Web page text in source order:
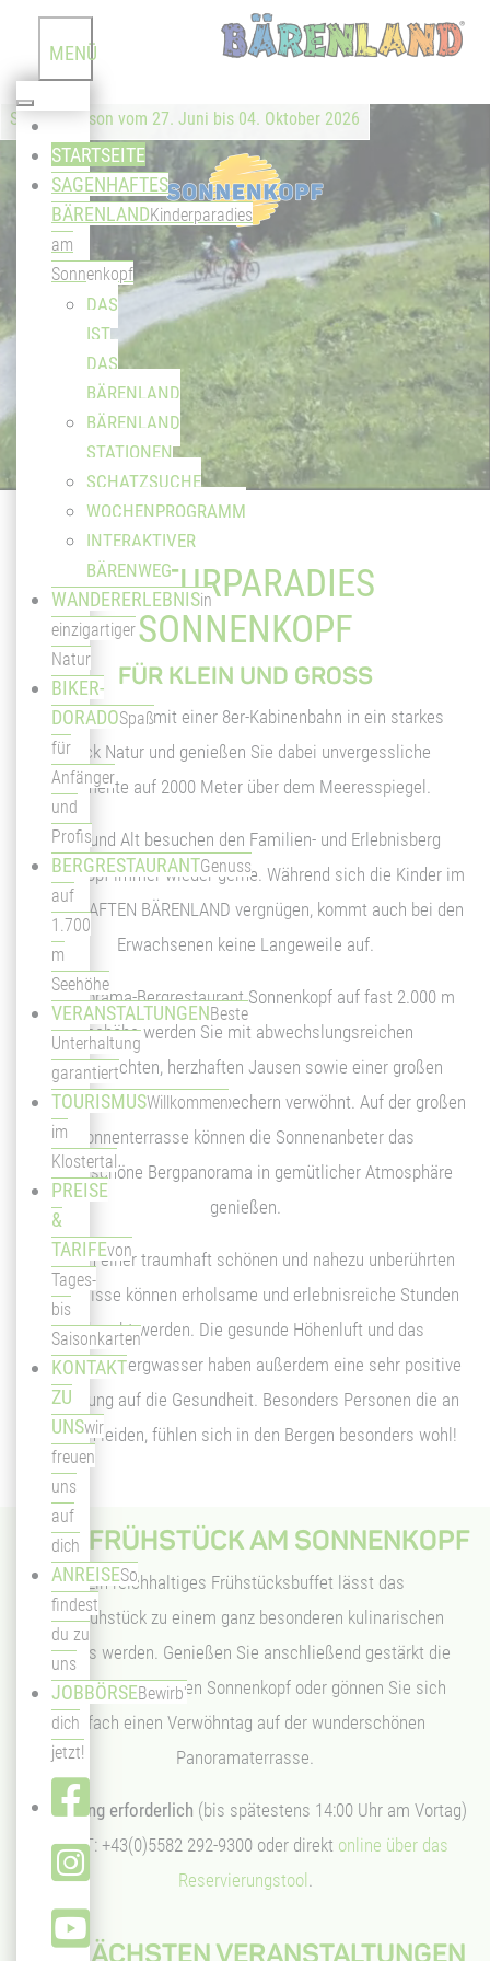
MENÜ
STARTSEITE
SAGENHAFTES
BÄRENLANDKinderparadies
am
Sonnenkopf
DAS
IST
DAS
BÄRENLAND
BÄRENLAND
STATIONEN
SCHATZSUCHE
WOCHENPROGRAMM
INTERAKTIVER
BÄRENWEG
WANDERERLEBNISin
einzigartiger
Natur
BIKER-
DORADOSpaß
für
Anfänger
und
Profis
BERGRESTAURANTGenuss
auf
1.700
m
Seehöhe
VERANSTALTUNGENBeste
Unterhaltung
garantiert
TOURISMUSWillkommen
im
Klostertal
PREISE
&
TARIFEvon
Tages-
bis
Saisonkarten
KONTAKT
ZU
UNSwir
freuen
uns
auf
dich
ANREISESo
findest
du zu
uns
JOBBÖRSEBewirb'
dich
jetzt!
Sommersaison vom 27. Juni bis 04. Oktober 2026
NATURPARADIES
SONNENKOPF
FÜR KLEIN UND GROSS
Schweben Sie mit einer 8er-Kabinenbahn in ein starkes
Stück Natur und genießen Sie dabei unvergessliche
Momente auf 2000 Meter über dem Meeresspiegel.
Jung und Alt besuchen den Familien- und Erlebnisberg
Sonnenkopf immer wieder gerne. Während sich die Kinder im
SAGENHAFTEN BÄRENLAND vergnügen, kommt auch bei den
Erwachsenen keine Langeweile auf.
Im Panorama-Bergrestaurant Sonnenkopf auf fast 2.000 m
Seehöhe werden Sie mit abwechslungsreichen
Tagesgerichten, herzhaften Jausen sowie einer großen
Auswahl an Kuchen und Eisbechern verwöhnt. Auf der großen
Sonnenterrasse können die Sonnenanbeter das
wunderschöne Bergpanorama in gemütlicher Atmosphäre
genießen.
Inmitten einer traumhaft schönen und nahezu unberührten
Naturkulisse können erholsame und erlebnisreiche Stunden
verbracht werden. Die gesunde Höhenluft und das
kristallklare Bergwasser haben außerdem eine sehr positive
Auswirkung auf die Gesundheit. Besonders Personen die an
Allergien leiden, fühlen sich in den Bergen besonders wohl!
BERGFRÜHSTÜCK AM SONNENKOPF
Ein reichhaltiges Frühstücksbuffet lässt das
Bergfrühstück zu einem ganz besonderen kulinarischen
Erlebnis werden. Genießen Sie anschließend gestärkt die
Bergwelt rund um den Sonnenkopf oder gönnen Sie sich
einfach einen Verwöhntag auf der wunderschönen
Panoramaterrasse.
Anmeldung erforderlich (bis spätestens 14:00 Uhr am Vortag)
unter T: +43(0)5582 292-9300 oder direkt online über das
Reservierungstool .
DIE NÄCHSTEN VERANSTALTUNGEN